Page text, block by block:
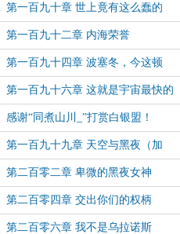
（月底求月票~）
第一百九十章 世上竟有这么蠢的
神？！（月底求月票~）
第一百九十二章 内海荣誉
第一百九十四章 波塞冬，今这顿
打，你挨定了！（月初求月票啊
~~~）
第一百九十六章 这就是宇宙最快的
法则啊
感谢“同煮山川_”打赏白银盟！
第一百九十九章 天空与黑夜（加
更！）
第二百零二章 卑微的黑夜女神
第二百零四章 交出你们的权柄
第二百零六章 我不是乌拉诺斯